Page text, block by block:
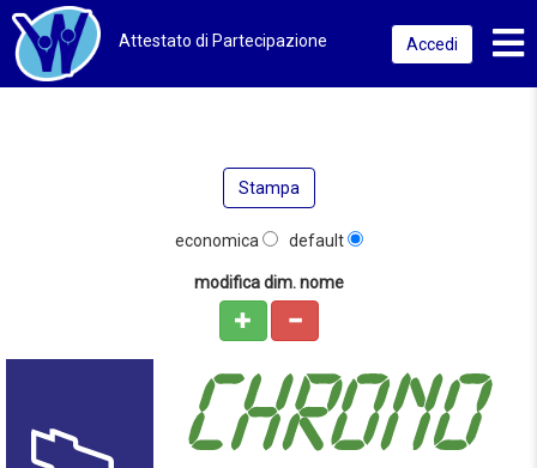
Attestato di Partecipazione Accedi
Stampa
economica default
modifica dim. nome